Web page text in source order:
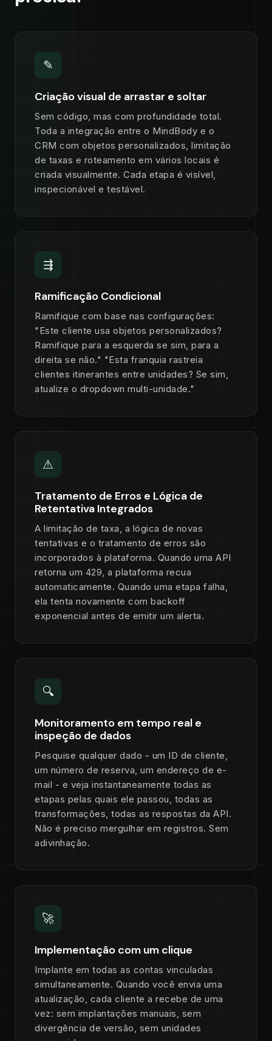
✎
Criação visual de arrastar e soltar
Sem código, mas com profundidade total.
Toda a integração entre o MindBody e o
CRM com objetos personalizados, limitação
de taxas e roteamento em vários locais é
criada visualmente. Cada etapa é visível,
inspecionável e testável.
⇶
Ramificação Condicional
Ramifique com base nas configurações:
"Este cliente usa objetos personalizados?
Ramifique para a esquerda se sim, para a
direita se não." "Esta franquia rastreia
clientes itinerantes entre unidades? Se sim,
atualize o dropdown multi-unidade."
⚠
Tratamento de Erros e Lógica de
Retentativa Integrados
A limitação de taxa, a lógica de novas
tentativas e o tratamento de erros são
incorporados à plataforma. Quando uma API
retorna um 429, a plataforma recua
automaticamente. Quando uma etapa falha,
ela tenta novamente com backoff
exponencial antes de emitir um alerta.
🔍
Monitoramento em tempo real e
inspeção de dados
Pesquise qualquer dado - um ID de cliente,
um número de reserva, um endereço de e-
mail - e veja instantaneamente todas as
etapas pelas quais ele passou, todas as
transformações, todas as respostas da API.
Não é preciso mergulhar em registros. Sem
adivinhação.
🚀
Implementação com um clique
Implante em todas as contas vinculadas
simultaneamente. Quando você envia uma
atualização, cada cliente a recebe de uma
vez: sem implantações manuais, sem
divergência de versão, sem unidades